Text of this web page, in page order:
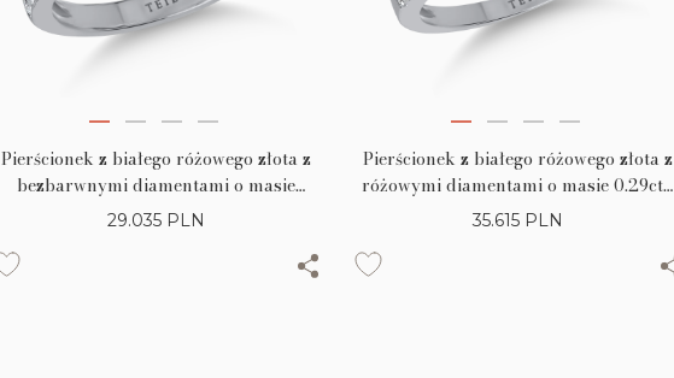
Pierścionek z białego różowego złota z
bezbarwnymi diamentami o masie
0.76ct i różowymi diamentami o masie
29.035 PLN
Pierścionek z białego różowego złota z
różowymi diamentami o masie 0.29ct i
bezbarwnymi diamentami o masie
35.615 PLN